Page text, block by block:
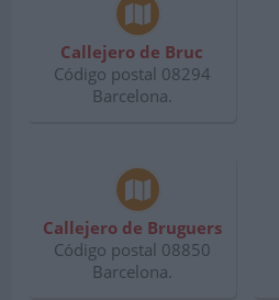
Callejero de Bruc
Código postal 08294
Barcelona.
Callejero de Bruguers
Código postal 08850
Barcelona.